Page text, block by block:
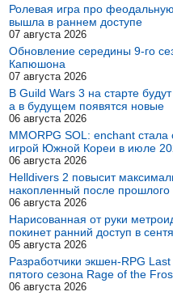
Ролевая игра про
вышла в раннем доступе
07 августа 2026
Обновление середины 9-го
Капюшона
07 августа 2026
В Guild Wars 3 на старте
а в будущем появятся новые
06 августа 2026
MMORPG SOL: enchant
игрой Южной Кореи в июле
06 августа 2026
Helldivers 2 повысит
накопленный после
06 августа 2026
Нарисованная от руки
покинет ранний доступ в
05 августа 2026
Разработчики экшен-RPG
пятого сезона Rage of the
06 августа 2026